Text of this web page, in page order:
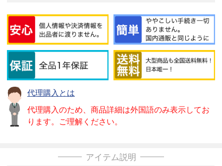
代理購入とは
代理購入のため、商品詳細は外国語のみ表示してお
ります。ご理解ください。
アイテム説明